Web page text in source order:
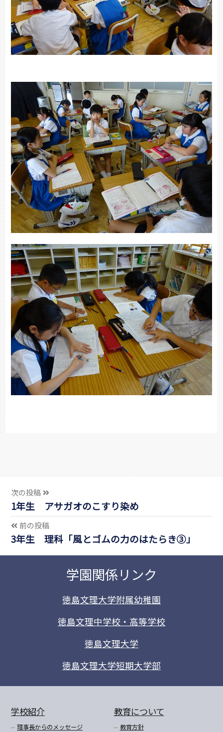
次の投稿
1年生 アサガオのこすり染め
前の投稿
3年生 理科「風とゴムの力のはたらき③」
学園関係リンク
徳島文理大学附属幼稚園
徳島文理中学校・高等学校
徳島文理大学
徳島文理大学短期大学部
学校紹介
理事長からのメッセージ
教育について
教育方針